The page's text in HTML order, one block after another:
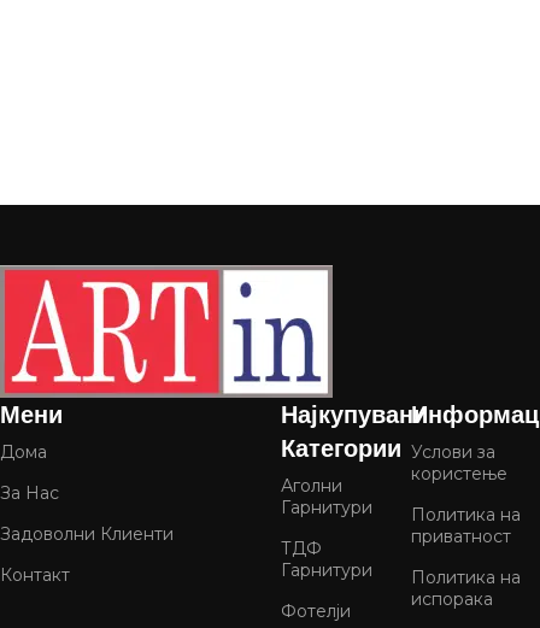
Мени
Дома
За Нас
Задоволни Клиенти
Контакт
Најкупувани
Категории
Аголни
Гарнитури
ТДФ
Гарнитури
Фотелји
Услови за
користење
Политика на
приватност
Политика на
испорака